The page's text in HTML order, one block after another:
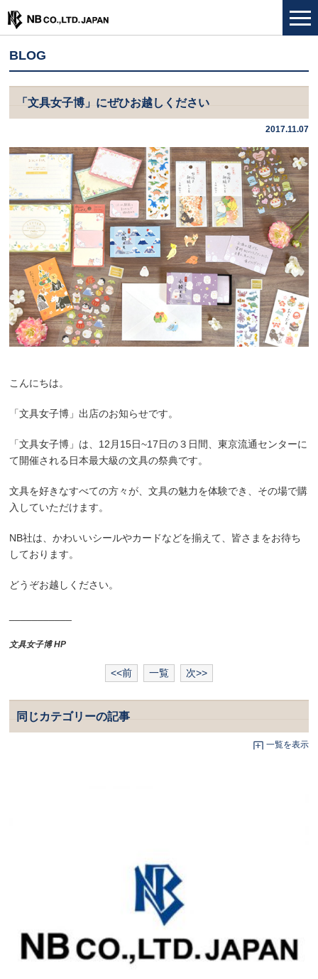
BLOG
「文具女子博」にぜひお越しください
2017.11.07
こんにちは。
「文具女子博」出店のお知らせです。
「文具女子博」は、12月15日~17日の３日間、東京流通センターに
て開催される日本最大級の文具の祭典です。
文具を好きなすべての方々が、文具の魅力を体験でき、その場で購
入していただけます。
NB社は、かわいいシールやカードなどを揃えて、皆さまをお待ち
しております。
どうぞお越しください。
文具女子博 HP
<<前 一覧 次>>
同じカテゴリーの記事
一覧を表示